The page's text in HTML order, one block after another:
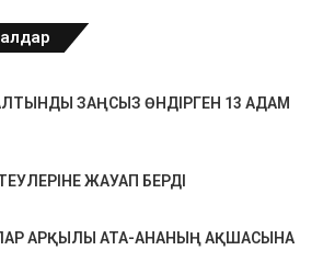
ЗАҢСЫЗ ӨНДІРГЕН 13 АДАМ
ЖАУАП БЕРДІ
АРҚЫЛЫ АТА-АНАНЫҢ АҚШАСЫНА